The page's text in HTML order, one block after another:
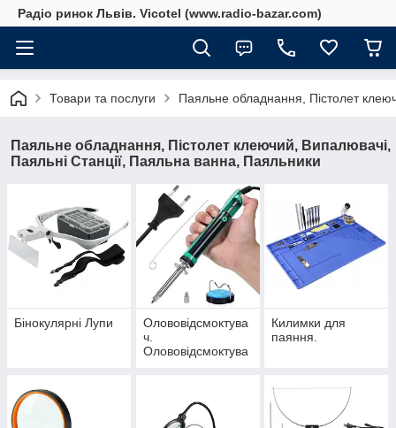
Радіо ринок Львів. Vicotel (www.radio-bazar.com)
Товари та послуги Паяльне обладнання, Пістолет
Паяльне обладнання, Пістолет клеючий, Випалювачі,
Паяльні Станції, Паяльна ванна, Паяльники
Бінокулярні Лупи
Олововідсмоктува
ч.
Олововідсмоктува
Килимки для
паяння.